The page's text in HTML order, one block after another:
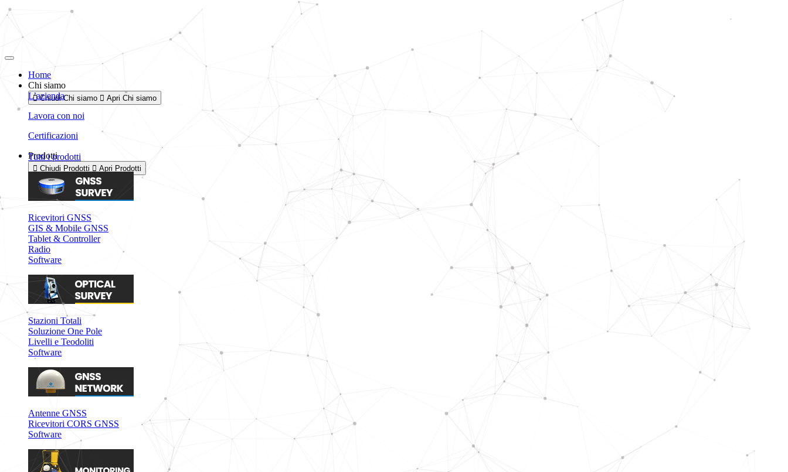
Vai
Home
Chi siamo
Chiudi Chi siamo Apri Chi siamo
L’azienda
Lavora con noi
Certificazioni
Prodotti
Chiudi Prodotti Apri Prodotti
Tutti i prodotti
Ricevitori GNSS
GIS & Mobile GNSS
Tablet & Controller
Radio
Software
Stazioni Totali
Soluzione One Pole
Livelli e Teodoliti
Software
Antenne GNSS
Ricevitori CORS GNSS
Software